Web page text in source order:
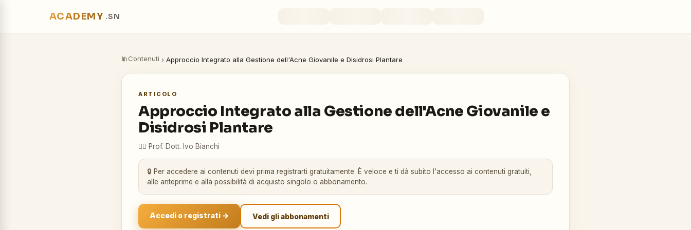
ACADEMY .SN
Contenuti › Approccio Integrato alla Gestione dell'Acne Giovanile e Disidrosi Plantare
ARTICOLO
Approccio Integrato alla Gestione dell'Acne Giovanile e
Disidrosi Plantare
👨‍⚕️ Prof. Dott. Ivo Bianchi
🔒 Per accedere ai contenuti devi prima registrarti gratuitamente. È veloce e ti dà subito l'accesso ai contenuti gratuiti,
alle anteprime e alla possibilità di acquisto singolo o abbonamento.
Accedi o registrati → Vedi gli abbonamenti